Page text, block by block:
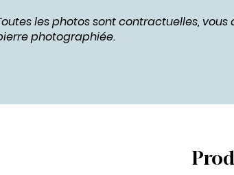
les photos sont contractuelles, vous
photographiée.